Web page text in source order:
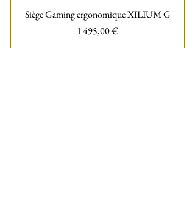
Siège Gaming ergonomique XILIUM G
Prix
1 495,00 €